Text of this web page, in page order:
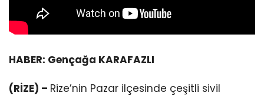
HABER: Gençağa KARAFAZLI
(RİZE) – Rize’nin Pazar ilçesinde çeşitli sivil